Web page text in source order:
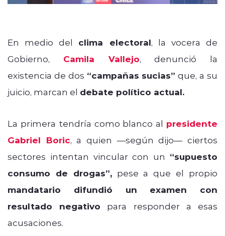
En medio del clima electoral, la vocera de
Gobierno, Camila Vallejo, denunció la
existencia de dos “campañas sucias” que, a su
juicio, marcan el debate político actual.
La primera tendría como blanco al presidente
Gabriel Boric, a quien —según dijo— ciertos
sectores intentan vincular con un “supuesto
consumo de drogas”,pese a que el propio
mandatario difundió un examen con
resultado negativo para responder a esas
acusaciones.